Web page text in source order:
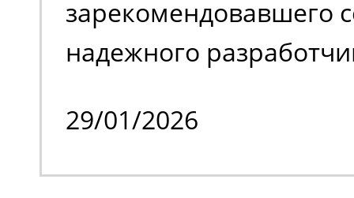
зарекомендовавшего
надежного
владельцем стало
производственное
29/01/2026